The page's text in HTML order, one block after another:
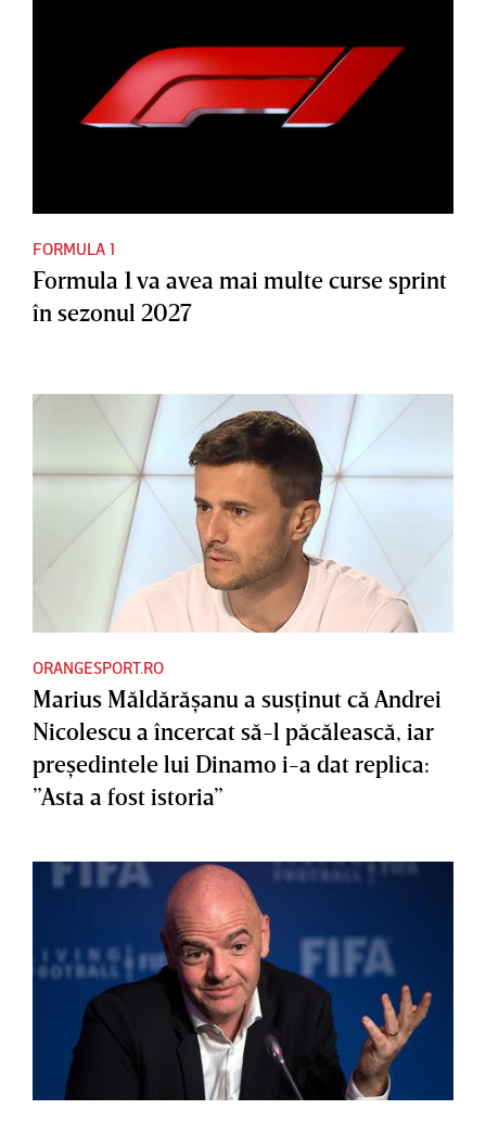
FORMULA 1
Formula 1 va avea mai multe curse sprint
în sezonul 2027
ORANGESPORT.RO
Marius Măldărăşanu a susţinut că Andrei
Nicolescu a încercat să-l păcălească, iar
preşedintele lui Dinamo i-a dat replica:
”Asta a fost istoria”